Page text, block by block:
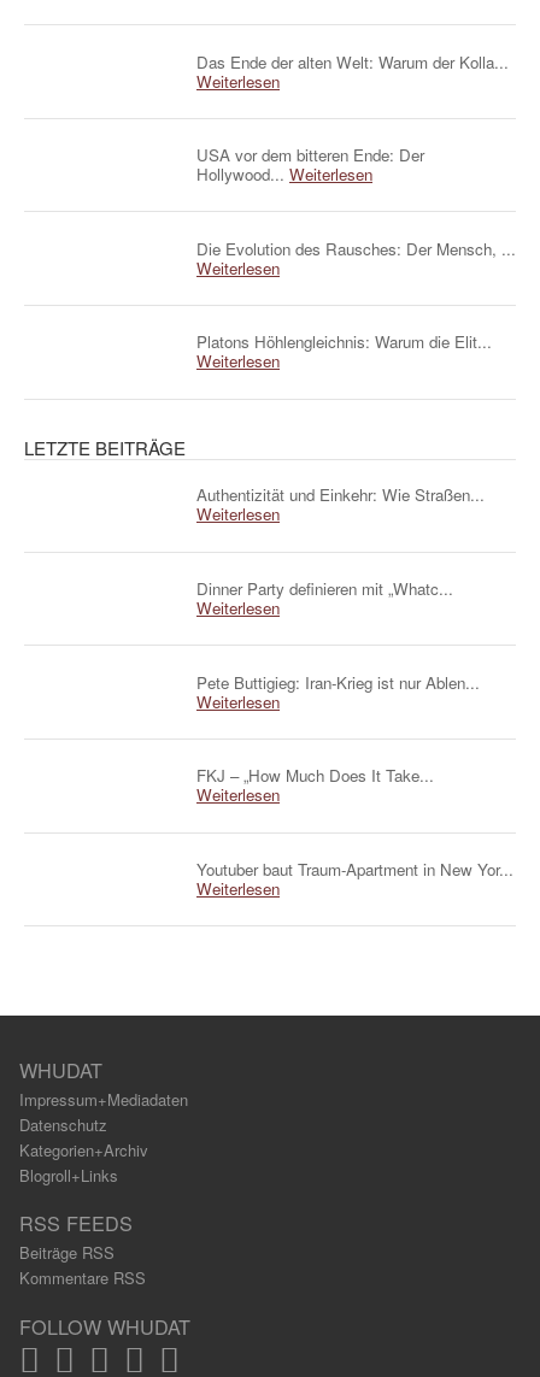
Das Ende der alten Welt: Warum der Kolla...
Weiterlesen
USA vor dem bitteren Ende: Der
Hollywood... Weiterlesen
Die Evolution des Rausches: Der Mensch, ...
Weiterlesen
Platons Höhlengleichnis: Warum die Elit...
Weiterlesen
LETZTE BEITRÄGE
Authentizität und Einkehr: Wie Straßen...
Weiterlesen
Dinner Party definieren mit „Whatc...
Weiterlesen
Pete Buttigieg: Iran-Krieg ist nur Ablen...
Weiterlesen
FKJ – „How Much Does It Take...
Weiterlesen
Youtuber baut Traum-Apartment in New Yor...
Weiterlesen
WHUDAT
Impressum+Mediadaten
Datenschutz
Kategorien+Archiv
Blogroll+Links
RSS FEEDS
Beiträge RSS
Kommentare RSS
FOLLOW WHUDAT